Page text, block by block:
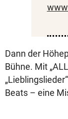
Dann der
Bühne. Mit
Beats – eine